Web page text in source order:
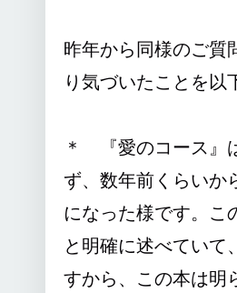
昨年から同様のご質
り気づいたことを以
＊ 『愛のコース』
ず、数年前くらい
になった様です。こ
と明確に述べてい
すから、この本は明